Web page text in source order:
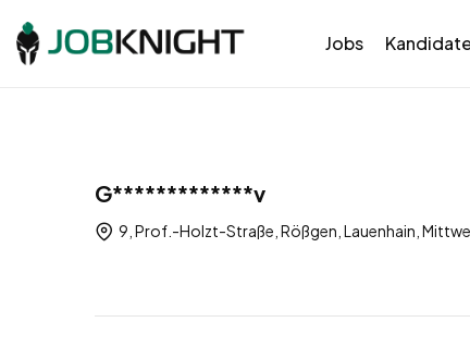
Jobs
G*************v
9, Prof.-Holzt-Straße, Rößgen, Lauenhain,